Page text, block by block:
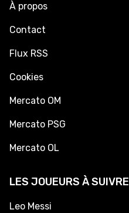
À propos
Contact
Flux RSS
Cookies
Mercato OM
Mercato PSG
Mercato OL
LES JOUEURS À SUIVRE
Leo Messi